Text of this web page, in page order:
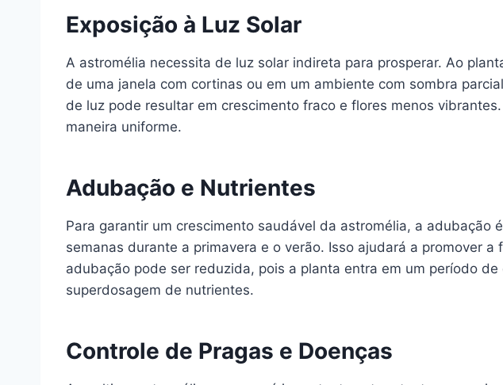
Exposição à Luz Solar
A astromélia necessita de luz solar indireta para prosperar. Ao
de uma janela com cortinas ou em um ambiente com sombra
de luz pode resultar em crescimento fraco e flores menos
maneira uniforme.
Adubação e Nutrientes
Para garantir um crescimento saudável da astromélia, a
semanas durante a primavera e o verão. Isso ajudará a promover
adubação pode ser reduzida, pois a planta entra em um período
superdosagem de nutrientes.
Controle de Pragas e Doenças